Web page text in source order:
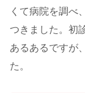
くて病院を調べ
つきました。初
あるあるですが
た。